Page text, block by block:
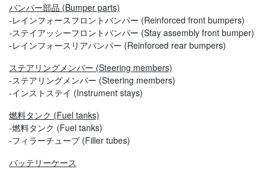
バンパー部品 (Bumper parts)
-レインフォースフロントバンパー (Reinforced front bumpers)
-ステイアッシーフロントバンパー (Stay assembly front bumper)
-レインフォースリアバンパー (Reinforced rear bumpers)
ステアリングメンバー (Steering members)
-ステアリングメンバー (Steering members)
-インストステイ (Instrument stays)
燃料タンク (Fuel tanks)
-燃料タンク (Fuel tanks)
-フィラーチューブ (Filler tubes)
バッテリーケース